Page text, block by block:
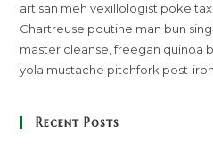
artisan meh vexillologist poke
Chartreuse poutine man bun
master cleanse, freegan quinoa
yola mustache pitchfork post-
Recent Posts